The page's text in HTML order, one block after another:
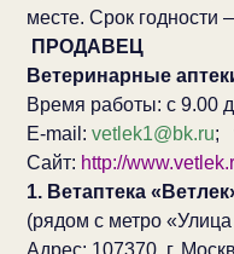
месте. Срок годности
ПРОДАВЕЦ
Ветеринарные
Время работы: с 9.00
E-mail: vetlek1@bk.ru;
Сайт: http://
1. Ветаптека
(рядом с метро
Адрес: 107370, г.